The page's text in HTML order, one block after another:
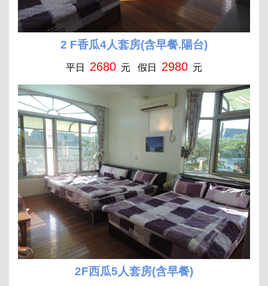
2 F香瓜4人套房(含早餐.陽台)
平日 2680 元 假日 2980 元
2F西瓜5人套房(含早餐)